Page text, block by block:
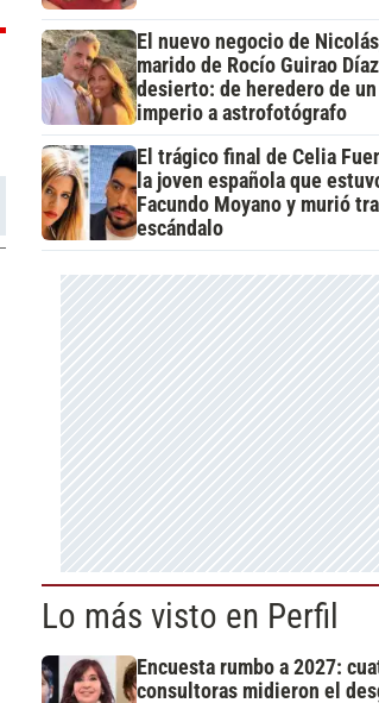
El nuevo negocio de
marido de Rocío Guirao Díaz
desierto: de heredero de un
imperio a astrofotógrafo
El trágico final de Celia
la joven española que
Facundo Moyano y murió
escándalo
Lo más visto en Perfil
Encuesta rumbo a 2027:
consultoras midieron el